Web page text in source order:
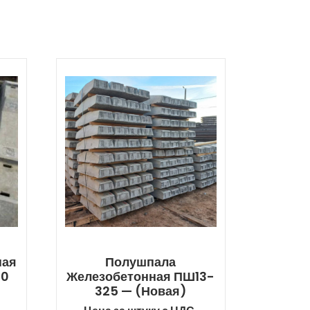
Полушпала
Железобетонная ПШ13-
325 — (новая)